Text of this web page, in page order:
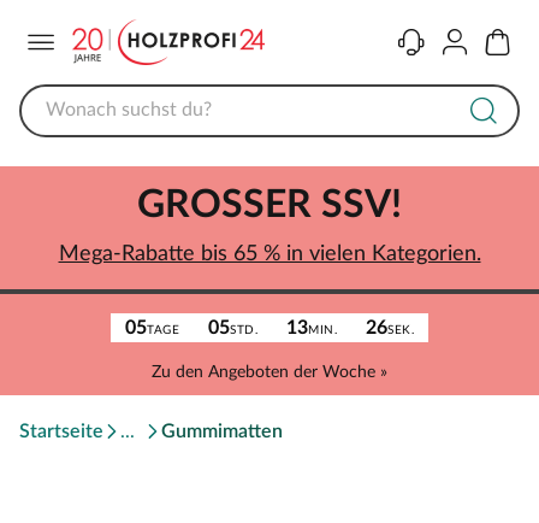
KontaktKonto
05TAGE 05STD. 13MIN. 26SEK.
Zu den Angeboten der Woche »
GROSSER SSV!
Mega-Rabatte bis 65 % in vielen Kategorien.
Startseite Gummimatten